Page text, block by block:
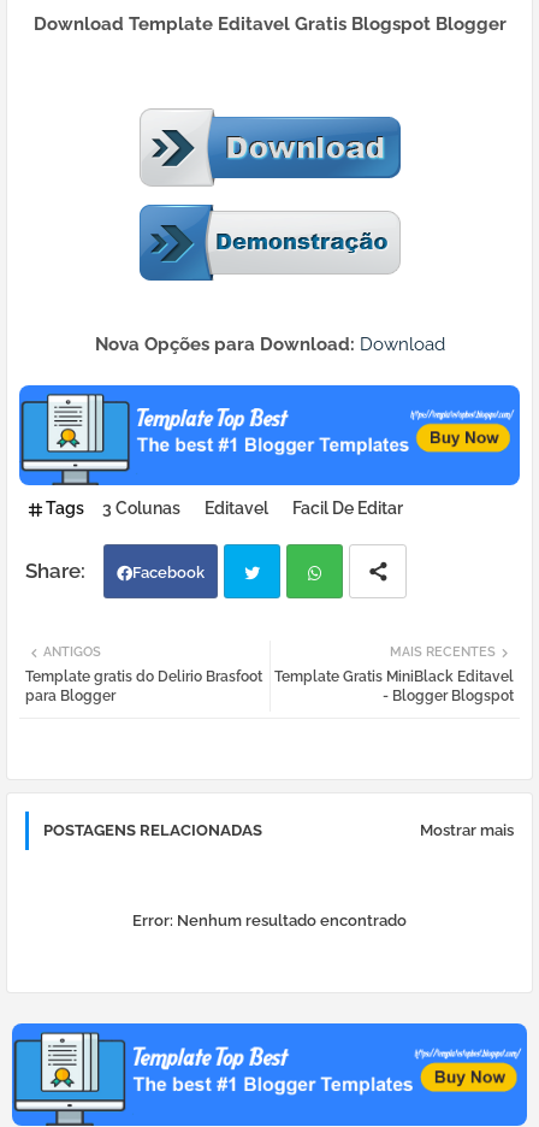
Download Template Editavel Gratis Blogspot Blogger
Nova Opções para Download: Download
Tags 3 Colunas Editavel Facil De Editar
Facebook
tter atsa
MAIS RECENTES
Template Gratis MiniBlack Editavel
- Blogger Blogspot
ANTIGOS
Template gratis do Delirio Brasfoot
para Blogger
POSTAGENS RELACIONADAS Mostrar mais
Error: Nenhum resultado encontrado